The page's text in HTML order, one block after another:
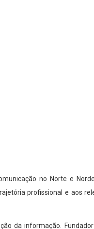
no Norte e
profissional e aos
da informação.